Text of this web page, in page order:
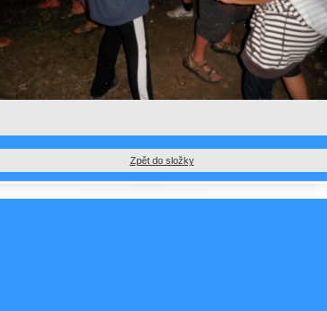
Zpět do složky